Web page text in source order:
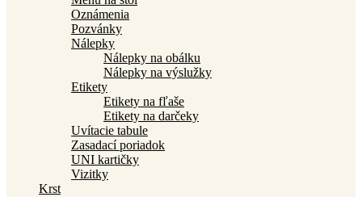
Oznámenia
Pozvánky
Nálepky
Nálepky na obálku
Nálepky na výslužky
Etikety
Etikety na fľaše
Etikety na darčeky
Uvítacie tabule
Zasadací poriadok
UNI kartičky
Vizitky
Krst